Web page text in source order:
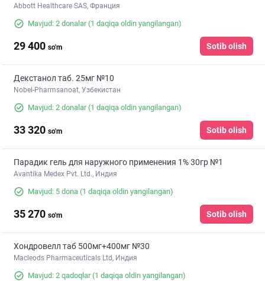
Abbott Healthcare SAS, Франция
Mavjud: 2 donalar(1 daqiqa oldin yangilangan)
29 400 so'm Sotib olish
Декстанол таб. 25мг №10
Nobel-Pharmsanoat, Узбекистан
Mavjud: 2 donalar(1 daqiqa oldin yangilangan)
33 320 so'm Sotib olish
Парадик гель для наружного применения 1% 30гр №1
Avantika Medex Pvt. Ltd., Индия
Mavjud: 5 dona (1 daqiqa oldin yangilangan)
35 270 so'm Sotib olish
Хондровелл таб 500мг+400мг №30
Macleods Pharmaceuticals Ltd, Индия
Mavjud: 2 qadoqlar(1 daqiqa oldin yangilangan)